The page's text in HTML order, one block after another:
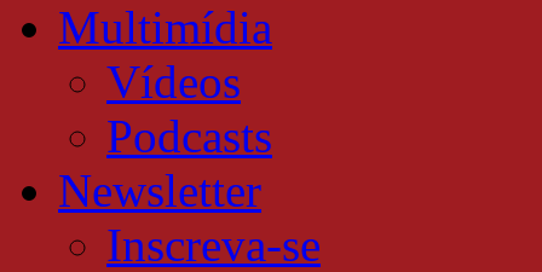
Multimídia
Vídeos
Podcasts
Newsletter
Inscreva-se